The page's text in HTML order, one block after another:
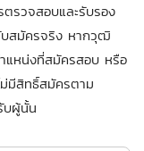
รวจสอบและรับรอง
สมัครจริง หากวุฒิ
แหน่งที่สมัครสอบ หรือ
มีสิทธิ์สมัครตาม
บผู้นั้น